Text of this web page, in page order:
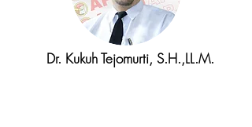
Dr. Kukuh Tejomurti, S.H.,LL.M.